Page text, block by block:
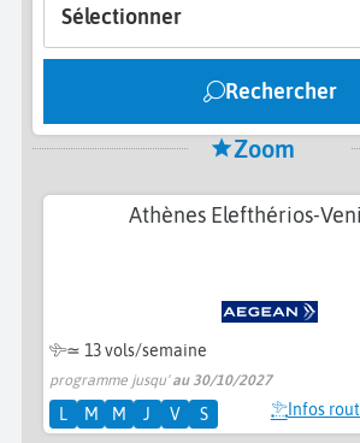
Sélectionner
Rechercher
Zoom
Athènes Elefthérios-
≃ 13 vols/semaine
programme jusqu'au 30/10/2027
L M M J V S Infos